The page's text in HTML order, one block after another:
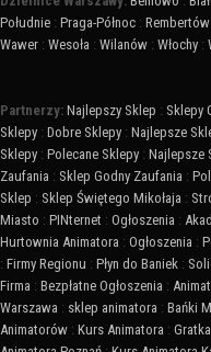
Południe : Praga-Północ : Rembertów
Wawer : Wesoła : Wilanów : Włochy :
Partnerzy: Najlepszy Sklep : Sklepy
Sklepy : Dobre Sklepy : Najlepsze
Sklepy : Polecane Sklepy : Najlepsze
Zaufania : Sklep Godny Zaufania :
Sklep : Sklep Świętego Mikołaja :
Miasto : PINternet : Ogłoszenia :
Hurtownia Animatora : Ogłoszenia :
: Firmy Regionu : Płyn do Baniek :
Firma : Bezpłatne Ogłoszenia :
Warszawa : sklep animatora : Bańki
Animatorów : Kurs Animatora : Gratka